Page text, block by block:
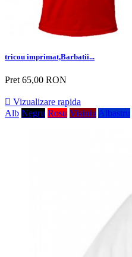
tricou imprimat,Barbatii...
Pret 65,00 RON
 Vizualizare rapida
Alb Negru Rosu Visiniu Albastru